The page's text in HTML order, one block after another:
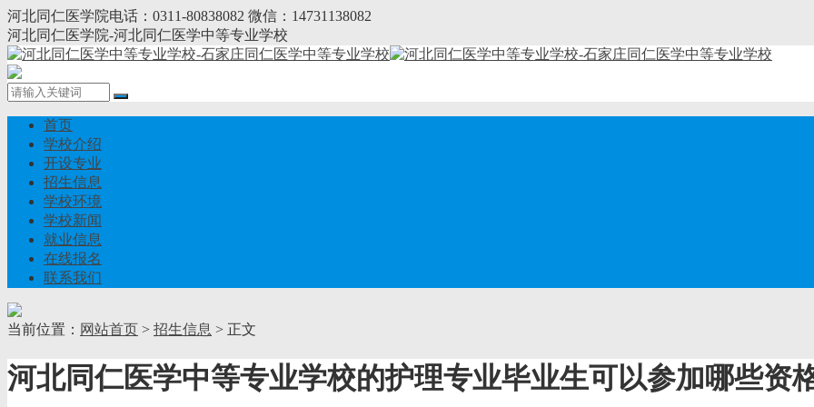
河北同仁医学院电话：0311-80838082 微信：14731138082
河北同仁医学院-河北同仁医学中等专业学校
首页
学校介绍
开设专业
招生信息
学校环境
学校新闻
就业信息
在线报名
联系我们
当前位置： 网站首页 > 招生信息 > 正文
河北同仁医学中等专业学校的护理专业毕业生可以参加哪些资